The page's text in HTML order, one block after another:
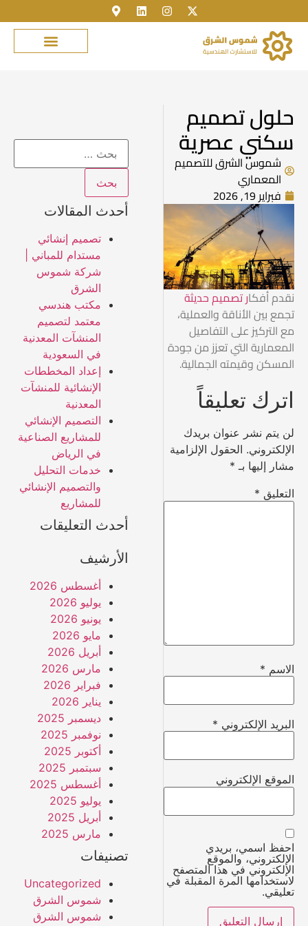
حلول تصميم
سكني عصرية
شموس الشرق للتصميم
المعماري
فبراير 19, 2026
نقدم أفكار تصميم حديثة
تجمع بين الأناقة والعملية،
مع التركيز على التفاصيل
المعمارية التي تعزز من جودة
المسكن وقيمته الجمالية.
اترك تعليقاً
لن يتم نشر عنوان بريدك
الإلكتروني. الحقول الإلزامية
مشار إليها بـ *
التعليق *
الاسم *
البريد الإلكتروني *
الموقع الإلكتروني
احفظ اسمي، بريدي
الإلكتروني، والموقع
الإلكتروني في هذا المتصفح
لاستخدامها المرة المقبلة في
تعليقي.
أحدث المقالات
تصميم إنشائي
مستدام للمباني |
شركة شموس
الشرق
مكتب هندسي
معتمد لتصميم
المنشآت المعدنية
في السعودية
إعداد المخططات
الإنشائية للمنشآت
المعدنية
التصميم الإنشائي
للمشاريع الصناعية
في الرياض
خدمات التحليل
والتصميم الإنشائي
للمشاريع
أحدث التعليقات
الأرشيف
أغسطس 2026
يوليو 2026
يونيو 2026
مايو 2026
أبريل 2026
مارس 2026
فبراير 2026
يناير 2026
ديسمبر 2025
نوفمبر 2025
أكتوبر 2025
سبتمبر 2025
أغسطس 2025
يوليو 2025
أبريل 2025
مارس 2025
تصنيفات
Uncategorized
شموس الشرق
شموس الشرق